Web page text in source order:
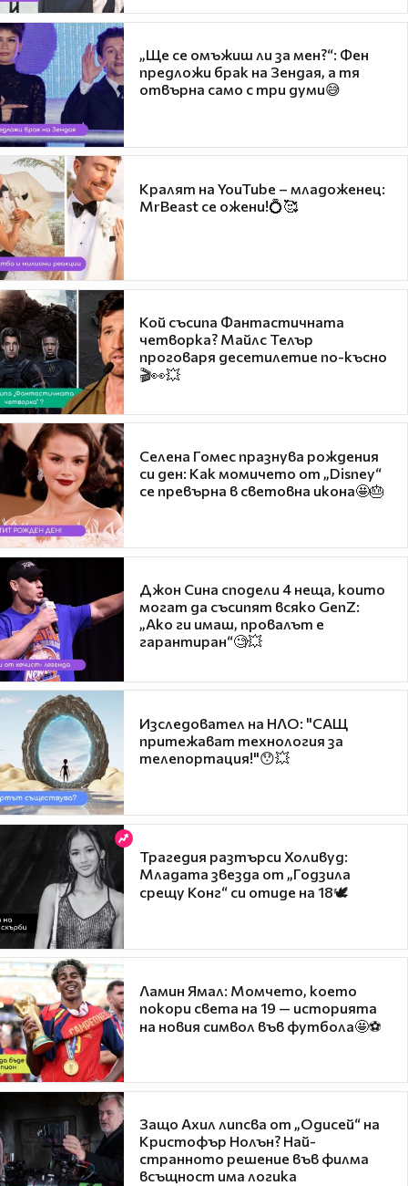
„Ще се омъжиш ли за мен?“: Фен
предложи брак на Зендая, а тя
отвърна само с три думи😅
Кралят на YouTube – младоженец:
MrBeast се ожени!💍🥰
Кой съсипа Фантастичната
четворка? Майлс Телър
проговаря десетилетие по-късно
🎬👀💥
Селена Гомес празнува рождения
си ден: Как момичето от „Disney“
се превърна в световна икона🤩🎂
Джон Сина сподели 4 неща, които
могат да съсипят всяко GenZ:
„Ако ги имаш, провалът е
гарантиран“🧐💥
Изследовател на НЛО: "САЩ
притежават технология за
телепортация!"😯💥
Трагедия разтърси Холивуд:
Младата звезда от „Годзила
срещу Конг“ си отиде на 18🕊️
Ламин Ямал: Момчето, което
покори света на 19 — историята
на новия символ във футбола🤩⚽
Защо Ахил липсва от „Одисей“ на
Кристофър Нолън? Най-
странното решение във филма
всъщност има логика